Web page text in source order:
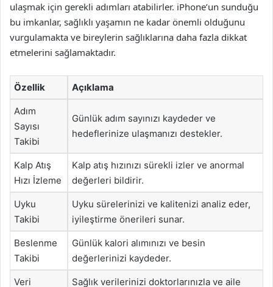
ulaşmak için gerekli adımları atabilirler. iPhone’un sunduğu
bu imkanlar, sağlıklı yaşamın ne kadar önemli olduğunu
vurgulamakta ve bireylerin sağlıklarına daha fazla dikkat
etmelerini sağlamaktadır.
Özellik Açıklama
Adım
Sayısı
Takibi
Günlük adım sayınızı kaydeder ve
hedeflerinize ulaşmanızı destekler.
Kalp Atış
Hızı İzleme
Kalp atış hızınızı sürekli izler ve anormal
değerleri bildirir.
Uyku
Takibi
Uyku sürelerinizi ve kalitenizi analiz eder,
iyileştirme önerileri sunar.
Beslenme
Takibi
Günlük kalori alımınızı ve besin
değerlerinizi kaydeder.
Veri
Sağlık verilerinizi doktorlarınızla ve aile